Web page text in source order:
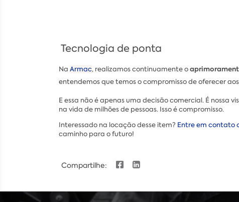
Tecnologia de ponta
Na Armac, realizamos continuamente o
entendemos que temos o compromisso de oferecer
E essa não é apenas uma decisão comercial. É nossa
na vida de milhões de pessoas. Isso é compromisso.
Interessado na locação desse item? Entre em contato
caminho para o futuro!
Compartilhe: